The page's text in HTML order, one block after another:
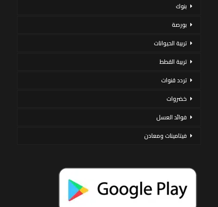
بنوك
بورصة
تربية الحيوانات
تربية القطط
تردد قنوات
خضروات
فوائد العسل
فيتامينات ومعادن